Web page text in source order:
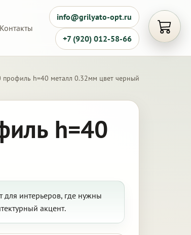
Контакты
info@grilyato-opt.ru
+7 (920) 012-58-66
профиль h=40 металл 0.32мм цвет черный
h=40
интерьеров, где нужны
акцент.
Открыть